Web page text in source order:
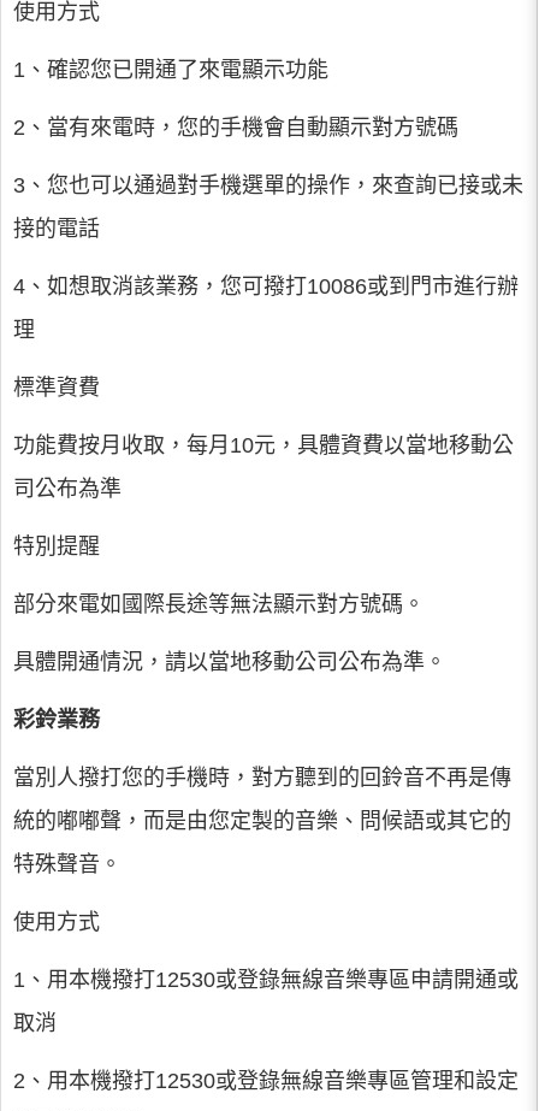
使用方式
1、確認您已開通了來電顯示功能
2、當有來電時，您的手機會自動顯示對方號碼
3、您也可以通過對手機選單的操作，來查詢已接或未
接的電話
4、如想取消該業務，您可撥打10086或到門市進行辦
理
標準資費
功能費按月收取，每月10元，具體資費以當地移動公
司公布為準
特別提醒
部分來電如國際長途等無法顯示對方號碼。
具體開通情況，請以當地移動公司公布為準。
彩鈴業務
當別人撥打您的手機時，對方聽到的回鈴音不再是傳
統的嘟嘟聲，而是由您定製的音樂、問候語或其它的
特殊聲音。
使用方式
1、用本機撥打12530或登錄無線音樂專區申請開通或
取消
2、用本機撥打12530或登錄無線音樂專區管理和設定